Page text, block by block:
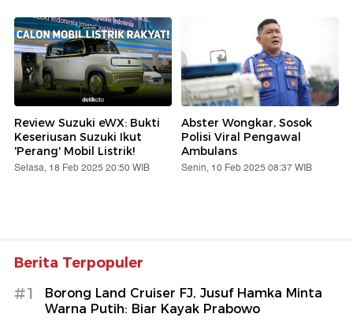
Review Suzuki eWX: Bukti
Keseriusan Suzuki Ikut
'Perang' Mobil Listrik!
Selasa, 18 Feb 2025 20:50 WIB
Abster Wongkar, Sosok
Polisi Viral Pengawal
Ambulans
Senin, 10 Feb 2025 08:37 WIB
Berita Terpopuler
#1
Borong Land Cruiser FJ, Jusuf Hamka Minta
Warna Putih: Biar Kayak Prabowo